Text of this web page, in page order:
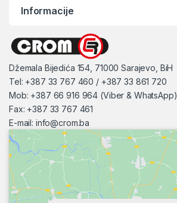
Informacije
Džemala Bijedića 154, 71000 Sarajevo, BiH
Tel: +387 33 767 460 / +387 33 861 720
Mob: +387 66 916 964 (Viber & WhatsApp)
Fax: +387 33 767 461
E-mail: info@crom.ba